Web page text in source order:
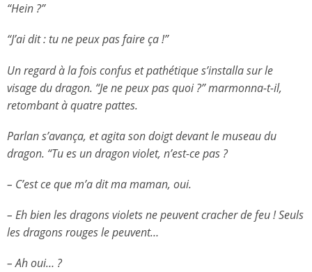
“Hein ?”
“J’ai dit : tu ne peux pas faire ça !”
Un regard à la fois confus et pathétique s’installa sur le
visage du dragon. “Je ne peux pas quoi ?” marmonna-t-il,
retombant à quatre pattes.
Parlan s’avança, et agita son doigt devant le museau du
dragon. “Tu es un dragon violet, n’est-ce pas ?
– C’est ce que m’a dit ma maman, oui.
– Eh bien les dragons violets ne peuvent cracher de feu ! Seuls
les dragons rouges le peuvent…
– Ah oui… ?